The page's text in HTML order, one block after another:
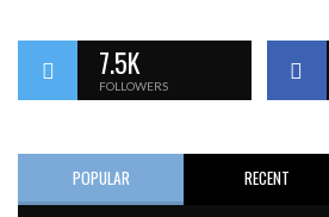
7.5K
FOLLOWERS
POPULAR RECENT